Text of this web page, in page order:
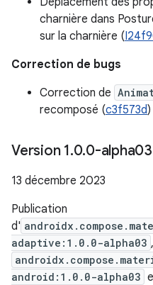
charnière dans
sur la charnière (
Correction de bugs
Correction de
recomposé (c3f573d)
Version 1.0.0-alpha03
13 décembre 2023
Publication
d'
adaptive:1.0.0-alpha03 ,
android:1.0.0-alpha03